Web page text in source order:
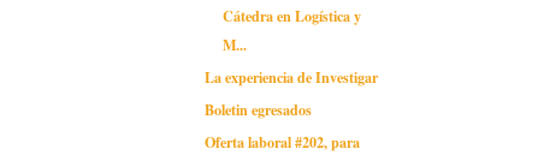
Cátedra en Logística y
M...
La experiencia de Investigar
Boletin egresados
Oferta laboral #202, para